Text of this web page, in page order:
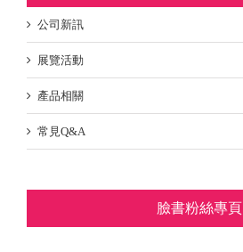
公司新訊
展覽活動
產品相關
常見Q&A
臉書粉絲專頁